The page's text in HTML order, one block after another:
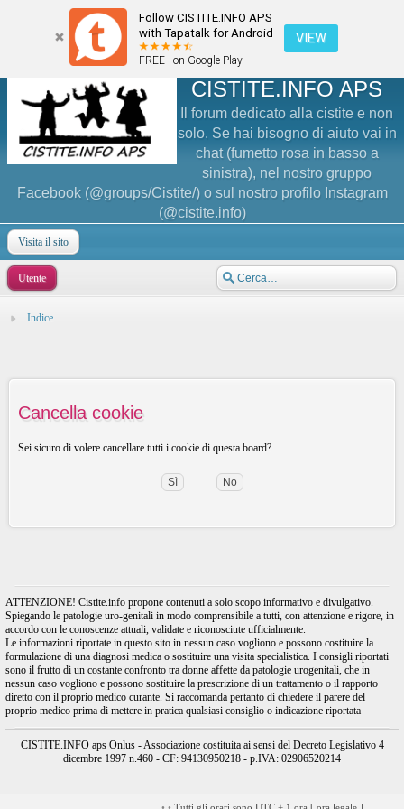
Follow CISTITE.INFO APS
with Tapatalk for Android
FREE - on Google Play
VIEW
CISTITE.INFO APS
Il forum dedicato alla cistite e non
solo. Se hai bisogno di aiuto vai in
chat (fumetto rosa in basso a
sinistra), nel nostro gruppo
Facebook (@groups/Cistite/) o sul nostro profilo Instagram
(@cistite.info)
Visita il sito
Utente
Indice
Cancella cookie
Sei sicuro di volere cancellare tutti i cookie di questa board?
ATTENZIONE! Cistite.info propone contenuti a solo scopo informativo e divulgativo.
Spiegando le patologie uro-genitali in modo comprensibile a tutti, con attenzione e rigore, in
accordo con le conoscenze attuali, validate e riconosciute ufficialmente.
Le informazioni riportate in questo sito in nessun caso vogliono e possono costituire la
formulazione di una diagnosi medica o sostituire una visita specialistica. I consigli riportati
sono il frutto di un costante confronto tra donne affette da patologie urogenitali, che in
nessun caso vogliono e possono sostituire la prescrizione di un trattamento o il rapporto
diretto con il proprio medico curante. Si raccomanda pertanto di chiedere il parere del
proprio medico prima di mettere in pratica qualsiasi consiglio o indicazione riportata
CISTITE.INFO aps Onlus - Associazione costituita ai sensi del Decreto Legislativo 4
dicembre 1997 n.460 - CF: 94130950218 - p.IVA: 02906520214